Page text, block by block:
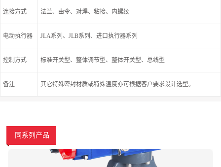
连接方式 法兰、由令、对焊、粘接、内螺纹
电动执行器 JLA系列、JLB系列、进口执行器系列
控制方式 标准开关型、整体调节型、整体开关型、总线型
备注 其它特殊密封材质或特殊温度亦可根据客户要求设计选型。
同系列产品